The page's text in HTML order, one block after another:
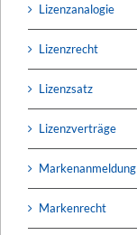
Lizenzanalogie
Lizenzrecht
Lizenzsatz
Lizenzverträge
Markenanmeldung
Markenrecht